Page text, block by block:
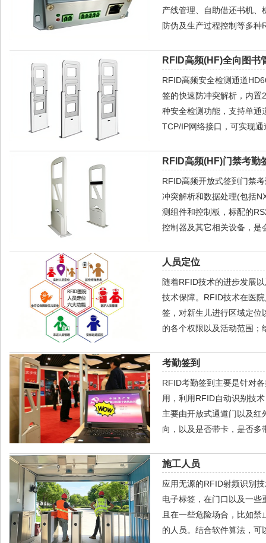
产线管理、自助借还书机
防伪及生产过程控制等多种
RFID高频(HF)全向图书
RFID高频安全检测通道
签的快速防冲突解析，内置
种安全检测功能，支持单通
TCP/IP网络接口，可实现
RFID高频(HF)门禁考勤
RFID高频开放式签到门禁
冲突解析和数据处理(包括
测组件和控制板，标配的
控制器及其它相关设备，是
人员定位
随着RFID技术的进步发展
技术保障。RFID技术在医
签，对新生儿进行区域定位
的各个权限以及活动范围
考勤签到
RFID考勤签到主要是针对
用，利用RFID自动识别技
主要由开放式通道门以及
向，以及是否带卡，是否多
施工人员
应用无源的RFID射频识别
电子标签，在门口以及一
且在一些危险场合，比如
的人员。结合软件算法，可